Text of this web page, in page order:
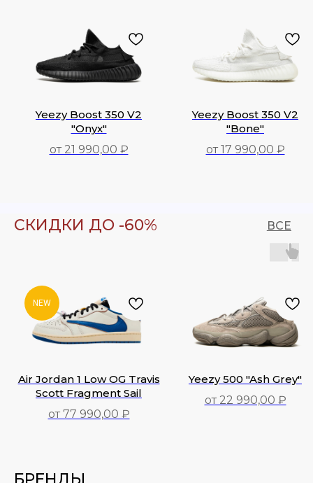
Yeezy Boost 350 V2
"Onyx"
от 21 990,00 ₽
Yeezy Boost 350 V2
"Bone"
от 17 990,00 ₽
СКИДКИ ДО -60% ВСЕ
NEW
Air Jordan 1 Low OG Travis
Scott Fragment Sail
от 77 990,00 ₽
Yeezy 500 "Ash Grey"
от 22 990,00 ₽